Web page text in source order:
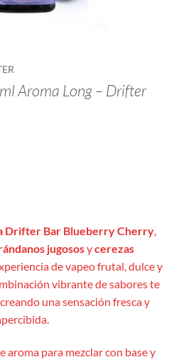
Aroma Long – Drifter
Drifter Bar Blueberry Cherry,
jugososycerezas
de vapeo frutal, dulce y
vibrante de sabores te
una sensación fresca y
aroma para mezclar con base y